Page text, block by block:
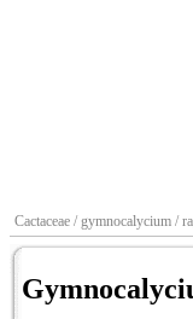
Cactaceae / gymnocalycium /